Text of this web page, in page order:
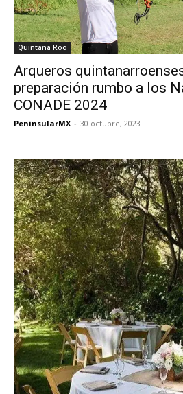
Quintana Roo
Arqueros
preparación rumbo a los
CONADE 2024
PeninsularMX - 30 octubre, 2023